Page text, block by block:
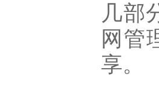
几部
网管
享。